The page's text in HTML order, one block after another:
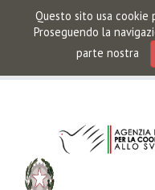
Questo sito usa
Proseguendo la
parte nostra